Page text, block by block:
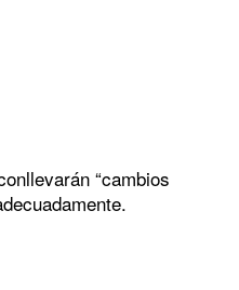
“cambios